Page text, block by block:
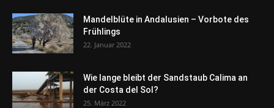
Mandelblüte in Andalusien – Vorbote des
Frühlings
22. Januar 2022
Wie lange bleibt der Sandstaub Calima an
der Costa del Sol?
25. März 2022